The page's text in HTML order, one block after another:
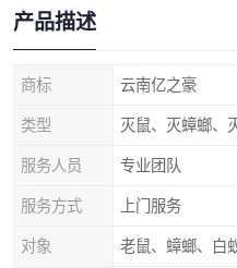
产品描述
商标 云南亿之豪
类型 灭鼠、灭蟑螂、
服务人员 专业团队
服务方式 上门服务
对象 老鼠、蟑螂、白